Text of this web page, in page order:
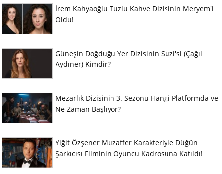
İrem Kahyaoğlu Tuzlu Kahve Dizisinin Meryem'i
Oldu!
Güneşin Doğduğu Yer Dizisinin Suzi'si (Çağıl
Aydıner) Kimdir?
Mezarlık Dizisinin 3. Sezonu Hangi Platformda ve
Ne Zaman Başlıyor?
Yiğit Özşener Muzaffer Karakteriyle Düğün
Şarkıcısı Filminin Oyuncu Kadrosuna Katıldı!